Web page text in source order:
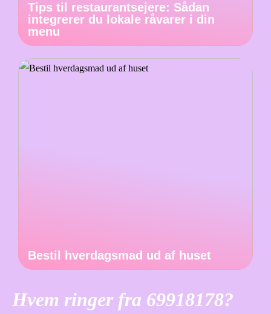
Tips til restaurantsejere: Sådan
integrerer du lokale råvarer i din
menu
Bestil hverdagsmad ud af huset
Hvem ringer fra 69918178?